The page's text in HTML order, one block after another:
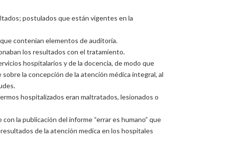
postulados que están vigentes en la
contenían elementos de auditoría.
los resultados con el tratamiento.
hospitalarios y de la docencia, de modo que
la concepción de la atención médica integral, al
hospitalizados eran maltratados, lesionados o
la publicación del informe “errar es humano” que
de la atención medica en los hospitales